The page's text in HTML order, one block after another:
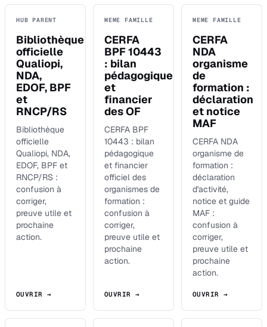
HUB PARENT
Bibliothèque
officielle
Qualiopi,
NDA,
EDOF, BPF
et
RNCP/RS
Bibliothèque
officielle
Qualiopi, NDA,
EDOF, BPF et
RNCP/RS :
confusion à
corriger,
preuve utile et
prochaine
action.
OUVRIR →
MEME FAMILLE
CERFA
BPF 10443
: bilan
pédagogique
et
financier
des OF
CERFA BPF
10443 : bilan
pédagogique
et financier
officiel des
organismes de
formation :
confusion à
corriger,
preuve utile et
prochaine
action.
OUVRIR →
MEME FAMILLE
CERFA
NDA
organisme
de
formation :
déclaration
et notice
MAF
CERFA NDA
organisme de
formation :
déclaration
d'activité,
notice et guide
MAF :
confusion à
corriger,
preuve utile et
prochaine
action.
OUVRIR →